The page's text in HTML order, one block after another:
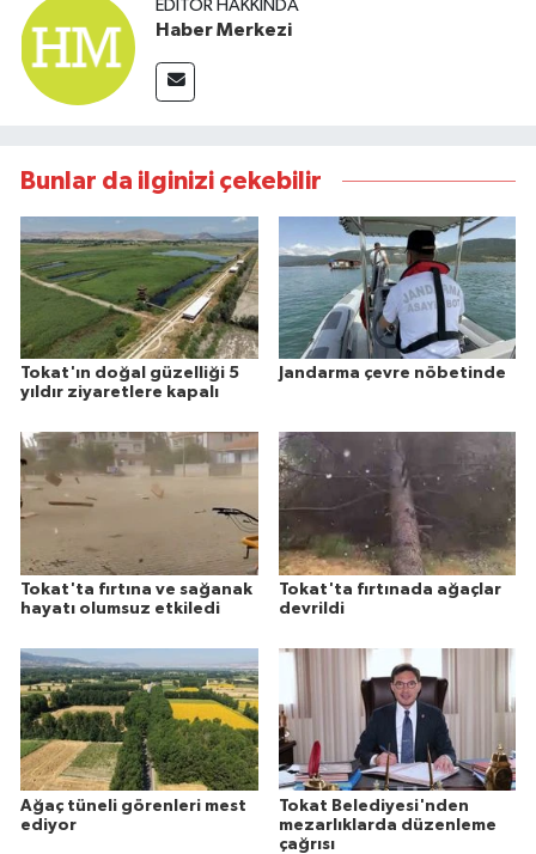
EDITÖR HAKKINDA
Haber Merkezi
Bunlar da ilginizi çekebilir
Tokat'ın doğal güzelliği 5
yıldır ziyaretlere kapalı
Jandarma çevre nöbetinde
Tokat'ta fırtına ve sağanak
hayatı olumsuz etkiledi
Tokat'ta fırtınada ağaçlar
devrildi
Ağaç tüneli görenleri mest
ediyor
Tokat Belediyesi'nden
mezarlıklarda düzenleme
çağrısı